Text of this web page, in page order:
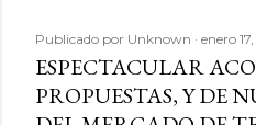
Publicado por Unknown enero
ESPECTACULAR
PROPUESTAS, Y DE